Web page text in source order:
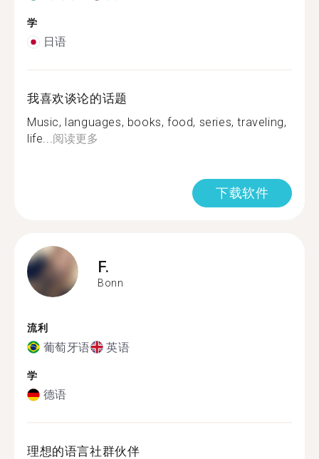
学
日语
我喜欢谈论的话题
Music, languages, books, food, series, traveling,
life...阅读更多
下载软件
F.
Bonn
流利
葡萄牙语 英语
学
德语
理想的语言社群伙伴